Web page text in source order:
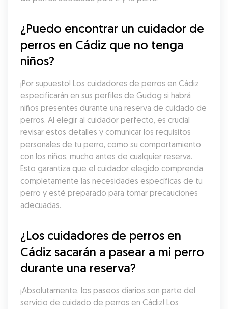
¿Puedo encontrar un cuidador de
perros en Cádiz que no tenga
niños?
¡Por supuesto! Los cuidadores de perros en Cádiz
especificarán en sus perfiles de Gudog si habrá
niños presentes durante una reserva de cuidado de
perros. Al elegir al cuidador perfecto, es crucial
revisar estos detalles y comunicar los requisitos
personales de tu perro, como su comportamiento
con los niños, mucho antes de cualquier reserva.
Esto garantiza que el cuidador elegido comprenda
completamente las necesidades específicas de tu
perro y esté preparado para tomar precauciones
adecuadas.
¿Los cuidadores de perros en
Cádiz sacarán a pasear a mi perro
durante una reserva?
¡Absolutamente, los paseos diarios son parte del
servicio de cuidado de perros en Cádiz! Los